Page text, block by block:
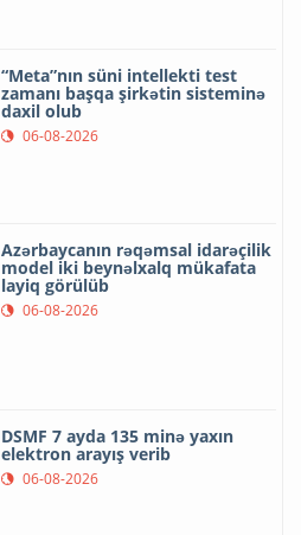
“Meta”nın süni intellekti test
zamanı başqa şirkətin sisteminə
daxil olub
06-08-2026
Azərbaycanın rəqəmsal idarəçilik
model iki beynəlxalq mükafata
layiq görülüb
06-08-2026
DSMF 7 ayda 135 minə yaxın
elektron arayış verib
06-08-2026